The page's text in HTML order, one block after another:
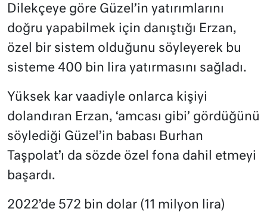
Dilekçeye göre Güzel’in yatırımlarını
doğru yapabilmek için danıştığı Erzan,
özel bir sistem olduğunu söyleyerek bu
sisteme 400 bin lira yatırmasını sağladı.
Yüksek kar vaadiyle onlarca kişiyi
dolandıran Erzan, ‘amcası gibi’ gördüğünü
söylediği Güzel’in babası Burhan
Taşpolat’ı da sözde özel fona dahil etmeyi
başardı.
2022’de 572 bin dolar (11 milyon lira)